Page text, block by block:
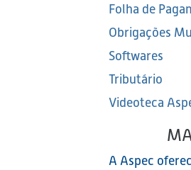
Folha de
Obrigações
Softwares
Tributário
Videoteca
A Aspec